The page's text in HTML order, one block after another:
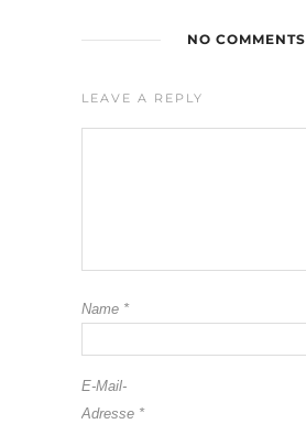
NO COMMENTS
LEAVE A REPLY
Name *
E-Mail-
Adresse *